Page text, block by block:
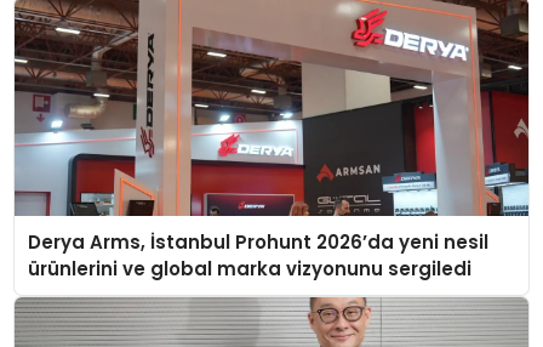
Derya Arms, İstanbul Prohunt 2026’da yeni nesil
ürünlerini ve global marka vizyonunu sergiledi